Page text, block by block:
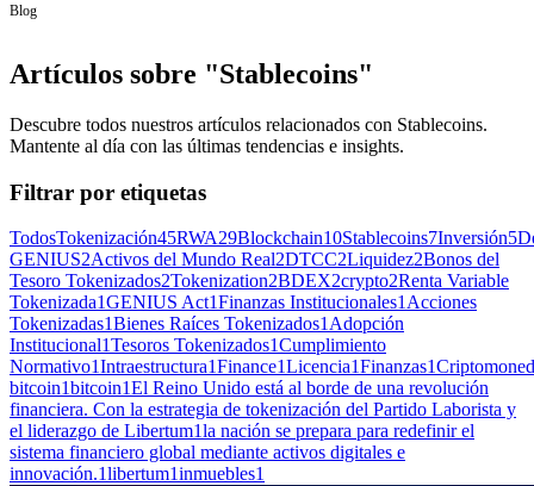
Blog
Artículos sobre "Stablecoins"
Descubre todos nuestros artículos relacionados con Stablecoins.
Mantente al día con las últimas tendencias e insights.
Filtrar por etiquetas
TodosTokenización45RWA29Blockchain10Stablecoins7Inversión5
GENIUS2Activos del Mundo Real2DTCC2Liquidez2Bonos del
Tesoro Tokenizados2Tokenization2BDEX2crypto2Renta Variable
Tokenizada1GENIUS Act1Finanzas Institucionales1 Acciones
Tokenizadas1Bienes Raíces Tokenizados1 Adopción
Institucional1Tesoros Tokenizados1Cumplimiento
Normativo1Intraestructura1Finance1Licencia1Finanzas1
bitcoin1bitcoin1El Reino Unido está al borde de una revolución
financiera. Con la estrategia de tokenización del Partido Laborista y
el liderazgo de Libertum1la nación se prepara para redefinir el
sistema financiero global mediante activos digitales e
innovación.1libertum1inmuebles1